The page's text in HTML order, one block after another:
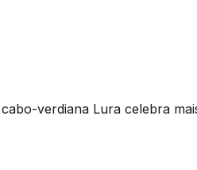
verdiana Lura celebra